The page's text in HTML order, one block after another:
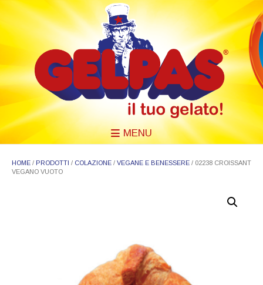
MENU
HOME / PRODOTTI / COLAZIONE / VEGANE E BENESSERE / 02238 CROISSANT
VEGANO VUOTO